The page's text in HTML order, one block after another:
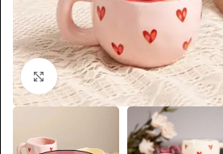
Click to enlarge